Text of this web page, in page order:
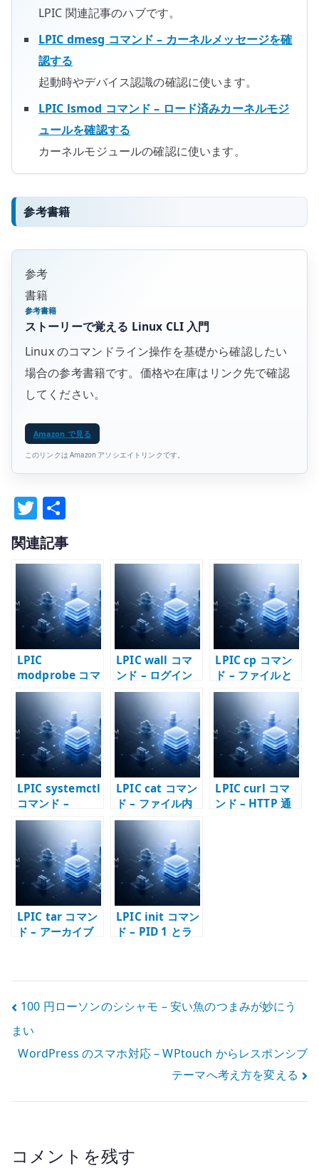
LPIC 関連記事のハブです。
LPIC dmesg コマンド – カーネルメッセージを確
認する
起動時やデバイス認識の確認に使います。
LPIC lsmod コマンド – ロード済みカーネルモジ
ュールを確認する
カーネルモジュールの確認に使います。
参考書籍
参考
書籍
参考書籍
ストーリーで覚える Linux CLI 入門
Linux のコマンドライン操作を基礎から確認したい
場合の参考書籍です。価格や在庫はリンク先で確認
してください。
Amazon で見る
このリンクは Amazon アソシエイトリンクです。
T
w
it
te
r
有
関連記事
LPIC
modprobe コマ
ンド – カーネル
モジュールを管
理する
LPIC wall コマ
ンド – ログイン
ユーザーへメッ
セージを送る
LPIC cp コマン
ド – ファイルと
ディレクトリを
コピーする
LPIC systemctl
コマンド –
systemd unit
を操作する
LPIC cat コマン
ド – ファイル内
容を表示する
LPIC curl コマ
ンド – HTTP 通
LPIC tar コマン
ド – アーカイブ
LPIC init コマン
ド – PID 1 とラ
投
稿
ナ
ビ
ー
100 円ローソンのシシャモ – 安い魚のつまみが妙にう
まい
WordPress のスマホ対応 – WPtouch からレスポンシブ
テーマへ考え方を変える
コメントを残す